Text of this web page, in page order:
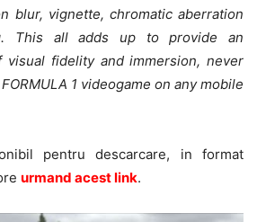
blur, vignette, chromatic aberration
This all adds up to provide an
visual fidelity and immersion, never
1 videogame on any mobile
pentru descarcare, in format
urmand acest link.